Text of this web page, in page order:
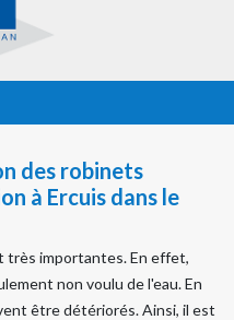
des robinets
à Ercuis dans le
très importantes. En effet,
non voulu de l'eau. En
être détériorés. Ainsi, il est